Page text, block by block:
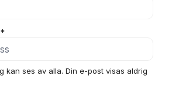
kan ses av alla. Din e-post visas aldrig